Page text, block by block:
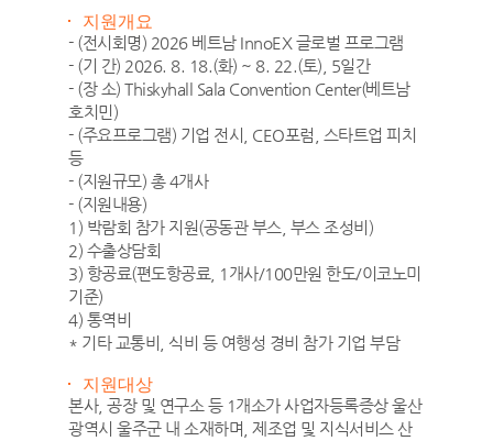
지원개요
- (전시회명) 2026 베트남 InnoEX 글로벌 프로그램
- (기 간) 2026. 8. 18.(화) ~ 8. 22.(토), 5일간
- (장 소) Thiskyhall Sala Convention Center(베트남
호치민)
- (주요프로그램) 기업 전시, CEO포럼, 스타트업 피치
등
- (지원규모) 총 4개사
- (지원내용)
1) 박람회 참가 지원(공동관 부스, 부스 조성비)
2) 수출상담회
3) 항공료(편도항공료, 1개사/100만원 한도/이코노미
기준)
4) 통역비
* 기타 교통비, 식비 등 여행성 경비 참가 기업 부담
지원대상
본사, 공장 및 연구소 등 1개소가 사업자등록증상 울산
광역시 울주군 내 소재하며, 제조업 및 지식서비스 산